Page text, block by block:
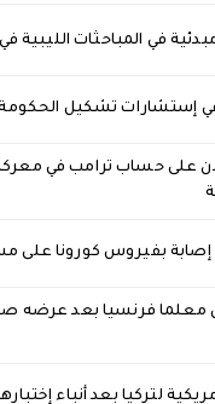
في المباحثات الليبية
إستشارات تشكيل الحكومة
على حساب ترامب في
معلما فرنسيا بعد عرضه
لتركيا بعد أنباء